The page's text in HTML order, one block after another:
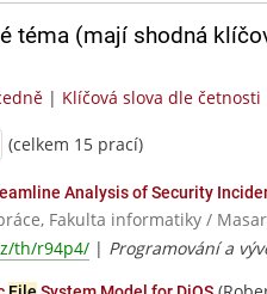
téma (mají shodná
| Klíčová slova dle četnosti
(celkem 15 prací)
Analysis of Security
Fakulta informatiky /
th/r94p4/ | Programování a